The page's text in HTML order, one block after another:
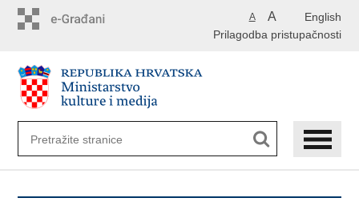
English
A A
Prilagodba pristupačnosti